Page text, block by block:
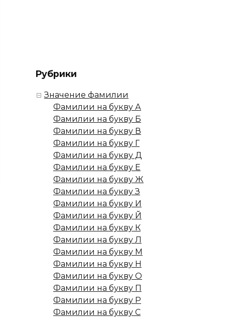
Рубрики
Значение фамилии
Фамилии на букву А
Фамилии на букву Б
Фамилии на букву В
Фамилии на букву Г
Фамилии на букву Д
Фамилии на букву Е
Фамилии на букву Ж
Фамилии на букву З
Фамилии на букву И
Фамилии на букву Й
Фамилии на букву К
Фамилии на букву Л
Фамилии на букву М
Фамилии на букву Н
Фамилии на букву О
Фамилии на букву П
Фамилии на букву Р
Фамилии на букву С